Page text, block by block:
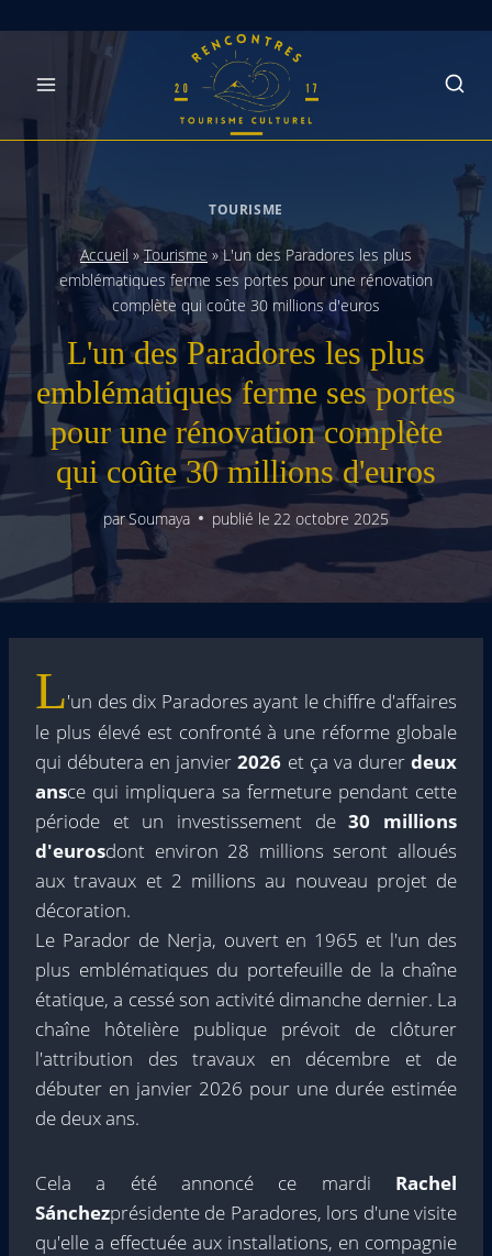
TOURISME
Accueil »Tourisme »L'un des Paradores les plus
emblématiques ferme ses portes pour une rénovation
complète qui coûte 30 millions d'euros
L'un des Paradores les plus
emblématiques ferme ses portes
pour une rénovation complète
qui coûte 30 millions d'euros
parSoumaya publié le 22 octobre 2025
L'un des dix Paradores ayant le chiffre d'affaires
le plus élevé est confronté à une réforme globale
qui débutera en janvier2026 et ça va durerdeux
ansce qui impliquera sa fermeture pendant cette
période et un investissement de30 millions
d'eurosdont environ 28 millions seront alloués
aux travaux et 2 millions au nouveau projet de
décoration.
Le Parador de Nerja, ouvert en 1965 et l'un des
plus emblématiques du portefeuille de la chaîne
étatique, a cessé son activité dimanche dernier. La
chaîne hôtelière publique prévoit de clôturer
l'attribution des travaux en décembre et de
débuter en janvier 2026 pour une durée estimée
de deux ans.
Cela a été annoncé ce mardi Rachel
Sánchezprésidente de Paradores, lors d'une visite
qu'elle a effectuée aux installations, en compagnie